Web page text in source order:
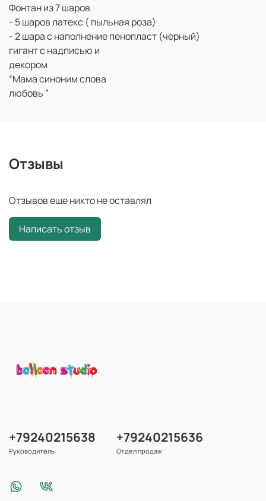
Фонтан из 7 шаров
- 5 шаров латекс ( пыльная роза)
- 2 шара с наполнение пенопласт (черный)
гигант с надписью и
декором
“Мама синоним слова
любовь ”
Отзывы
Отзывов еще никто не оставлял
Написать отзыв
+79240215638
Руководитель
+79240215636
Отдел продаж